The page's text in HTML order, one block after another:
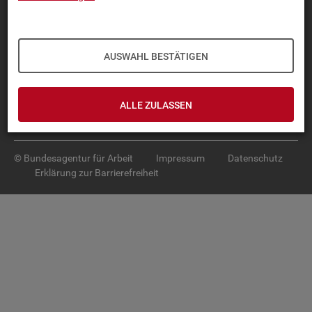
AUSWAHL BESTÄTIGEN
ALLE ZULASSEN
TOP-PRO­DUK­TE
SER­VICE
© Bundesagentur für Arbeit Impressum
Datenschutz
Erklärung zur Barrierefreiheit